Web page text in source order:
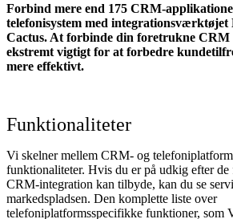
Forbind mere end 175 CRM-
telefonisystem med integrationsværktøjet
Cactus. At forbinde din foretrukne CRM
ekstremt vigtigt for at forbedre
mere effektivt.
Funktionaliteter
Vi skelner mellem CRM- og
funktionaliteter. Hvis du er på udkig efter
CRM-integration kan tilbyde, kan du se
markedspladsen. Den komplette liste over
telefoniplatformsspecifikke funktioner, som